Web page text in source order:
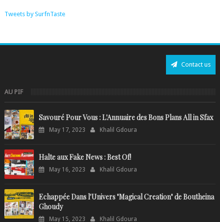
Tweets by SurfnTaste
Contact us
AU PIF
Savouré Pour Vous : L'Annuaire des Bons Plans All in Sfax
May 17, 2023 Khalil Gdoura
Halte aux Fake News : Best Of!
May 16, 2023 Khalil Gdoura
Echappée Dans l'Univers "Magical Creation" de Boutheina
Ghoudy
May 15, 2023 Khalil Gdoura